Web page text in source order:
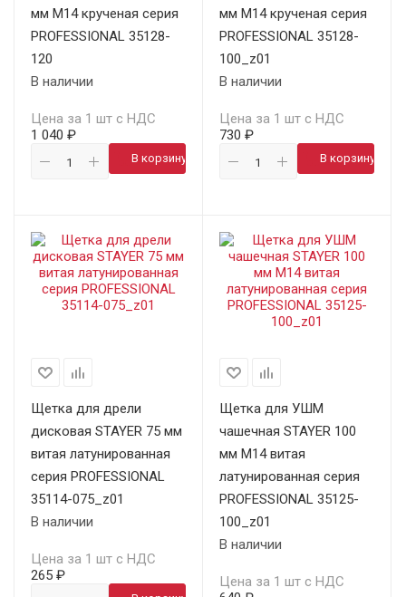
мм М14 крученая серия
PROFESSIONAL 35128-
120
В наличии
Цена за 1 шт с НДС
1 040 ₽
В корзину
мм М14 крученая серия
PROFESSIONAL 35128-
100_z01
В наличии
Цена за 1 шт с НДС
730 ₽
В корзину
Щетка для дрели
дисковая STAYER 75 мм
витая латунированная
серия PROFESSIONAL
35114-075_z01
В наличии
Цена за 1 шт с НДС
265 ₽
Щетка для УШМ
чашечная STAYER 100
мм М14 витая
латунированная серия
PROFESSIONAL 35125-
100_z01
В наличии
Цена за 1 шт с НДС